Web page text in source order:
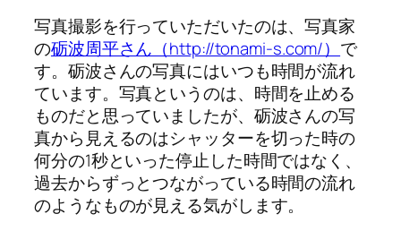
写真撮影を行っていただいたのは、写真家
の砺波周平さん（http://tonami-s.com/） で
す。砺波さんの写真にはいつも時間が流れ
ています。写真というのは、時間を止める
ものだと思っていましたが、砺波さんの写
真から見えるのはシャッターを切った時の
何分の1秒といった停止した時間ではなく、
過去からずっとつながっている時間の流れ
のようなものが見える気がします。